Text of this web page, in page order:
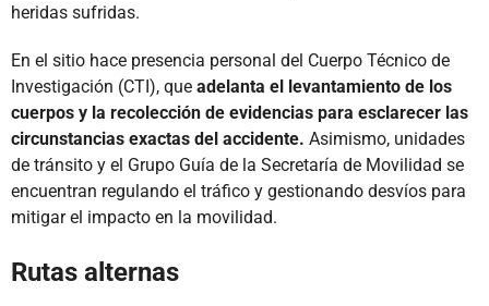
heridas sufridas.
En el sitio hace presencia personal del Cuerpo Técnico de
Investigación (CTI), que adelanta el levantamiento de los
cuerpos y la recolección de evidencias para esclarecer las
circunstancias exactas del accidente. Asimismo, unidades
de tránsito y el Grupo Guía de la Secretaría de Movilidad se
encuentran regulando el tráfico y gestionando desvíos para
mitigar el impacto en la movilidad.
Rutas alternas